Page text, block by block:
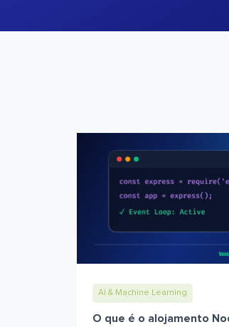
AI & Machine Learning
O que é o alojamento